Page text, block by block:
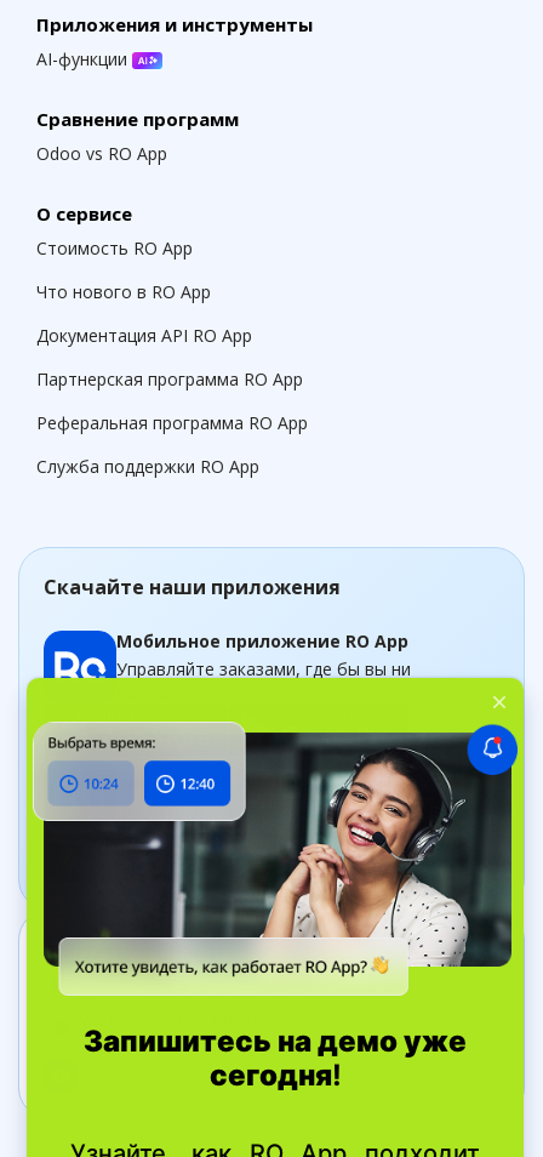
Приложения и инструменты
AI-функции
Сравнение программ
Odoo vs RO App
О сервисе
Стоимость RO App
Что нового в RO App
Документация API RO App
Партнерская программа RO App
Реферальная программа RO App
Служба поддержки RO App
Скачайте наши приложения
Мобильное приложение RO App
Управляйте заказами, где бы вы ни
Приложение Дашборд
Следите за бизнесом в рельном времени
Связаться с нами
Великобритания